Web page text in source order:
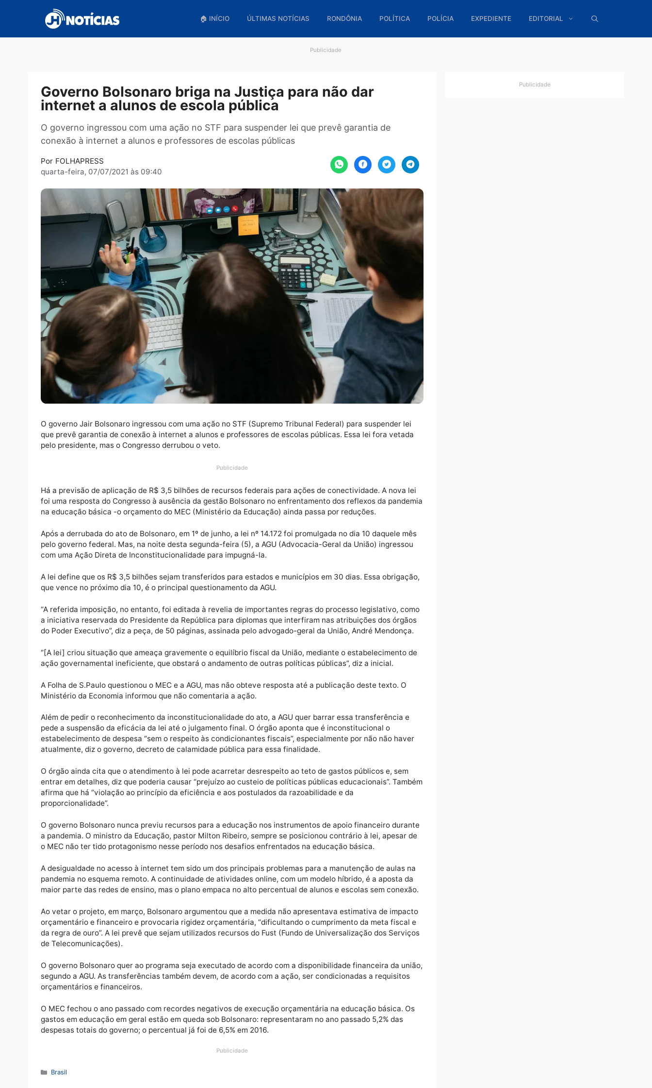
conteúdo
🏠 INÍCIO ÚLTIMAS NOTÍCIAS RONDÔNIA POLÍTICA POLÍCIA EXPEDIENTE EDITORIAL
Governo Bolsonaro briga na Justiça para não dar
internet a alunos de escola pública
O governo ingressou com uma ação no STF para suspender lei que prevê garantia de
conexão à internet a alunos e professores de escolas públicas
FOLHAPRESS
quarta-feira, 07/07/2021 às 09:40
O governo Jair Bolsonaro ingressou com uma ação no STF (Supremo Tribunal Federal) para suspender lei
pelo presidente, mas o Congresso derrubou o veto.
Há a previsão de aplicação de R$ 3,5 bilhões de recursos federais para ações de conectividade. A nova lei
foi uma resposta do Congresso à ausência da gestão Bolsonaro no enfrentamento dos reflexos da pandemia
Após a derrubada do ato de Bolsonaro, em 1º de junho, a lei nº 14.172 foi promulgada no dia 10 daquele mês
pelo governo federal. Mas, na noite desta segunda-feira (5), a AGU (Advocacia-Geral da União) ingressou
com uma Ação Direta de Inconstitucionalidade para impugná-la.
que vence no próximo dia 10, é o principal questionamento da AGU.
a iniciativa reservada do Presidente da República para diplomas que interfiram nas atribuições dos órgãos
do Poder Executivo”, diz a peça, de 50 páginas, assinada pelo advogado-geral da União, André Mendonça.
“[A lei] criou situação que ameaça gravemente o equilíbrio fiscal da União, mediante o estabelecimento de
ação governamental ineficiente, que obstará o andamento de outras políticas públicas”, diz a inicial.
Ministério da Economia informou que não comentaria a ação.
Além de pedir o reconhecimento da inconstitucionalidade do ato, a AGU quer barrar essa transferência e
pede a suspensão da eficácia da lei até o julgamento final. O órgão aponta que é inconstitucional o
estabelecimento de despesa “sem o respeito às condicionantes fiscais”, especialmente por não não haver
atualmente, diz o governo, decreto de calamidade pública para essa finalidade.
entrar em detalhes, diz que poderia causar “prejuízo ao custeio de políticas públicas educacionais”. Também
afirma que há “violação ao princípio da eficiência e aos postulados da razoabilidade e da
proporcionalidade”.
O governo Bolsonaro nunca previu recursos para a educação nos instrumentos de apoio financeiro durante
a pandemia. O ministro da Educação, pastor Milton Ribeiro, sempre se posicionou contrário à lei, apesar de
o MEC não ter tido protagonismo nesse período nos desafios enfrentados na educação básica.
A desigualdade no acesso à internet tem sido um dos principais problemas para a manutenção de aulas na
pandemia no esquema remoto. A continuidade de atividades online, com um modelo híbrido, é a aposta da
maior parte das redes de ensino, mas o plano empaca no alto percentual de alunos e escolas sem conexão.
Ao vetar o projeto, em março, Bolsonaro argumentou que a medida não apresentava estimativa de impacto
orçamentário e financeiro e provocaria rigidez orçamentária, “dificultando o cumprimento da meta fiscal e
da regra de ouro”. A lei prevê que sejam utilizados recursos do Fust (Fundo de Universalização dos Serviços
O governo Bolsonaro quer ao programa seja executado de acordo com a disponibilidade financeira da união,